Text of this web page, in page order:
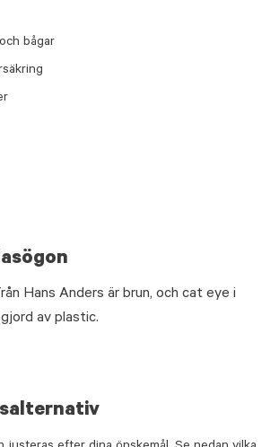
Hans Anders är brun, och cat eye i
av plastic.
bågar